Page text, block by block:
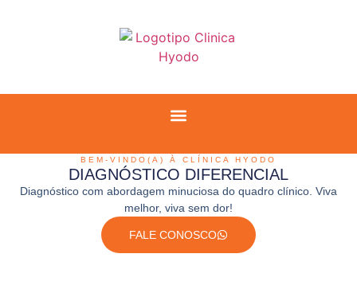
BEM-VINDO(A) À CLÍNICA HYODO
DIAGNÓSTICO DIFERENCIAL
Diagnóstico com abordagem minuciosa do quadro clínico. Viva
melhor, viva sem dor!
FALE CONOSCO